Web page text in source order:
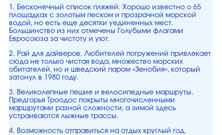
1. Бесконечный список пляжей. Хорошо известно о 65
площадках с золотым песком и прозрачной морской
водой, но есть еще десятки уединенных мест.
Большинство из них отмечены Голубыми флагами
Евросоюза за чистоту и уют.
2. Рай для дайверов. Любителей погружений привлекает
сюда не только чистая вода, множество морских
обитателей, но и шведский паром «Зенобия», который
затонул в 1980 году.
3. Великолепные пешие и велосипедные маршруты.
Предгорья Троодос покрыты многочисленными
маршрутами разной сложности, а зимой здесь
устраиваются лыжные трассы.
4. Возможность отправиться на отдых круглый год.